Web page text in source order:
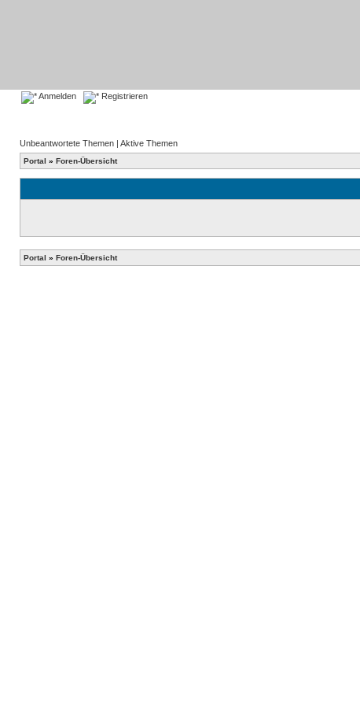
Anmelden Registrieren
Unbeantwortete Themen | Aktive Themen
Portal » Foren-Übersicht
Portal » Foren-Übersicht